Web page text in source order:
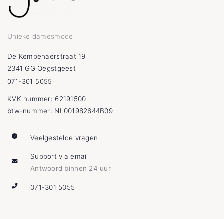
Unieke damesmode
De Kempenaerstraat 19
2341 GG Oegstgeest
071-301 5055
KVK nummer: 62191500
btw-nummer: NL001982644B09
Veelgestelde vragen
Support via email
Antwoord binnen 24 uur
071-301 5055